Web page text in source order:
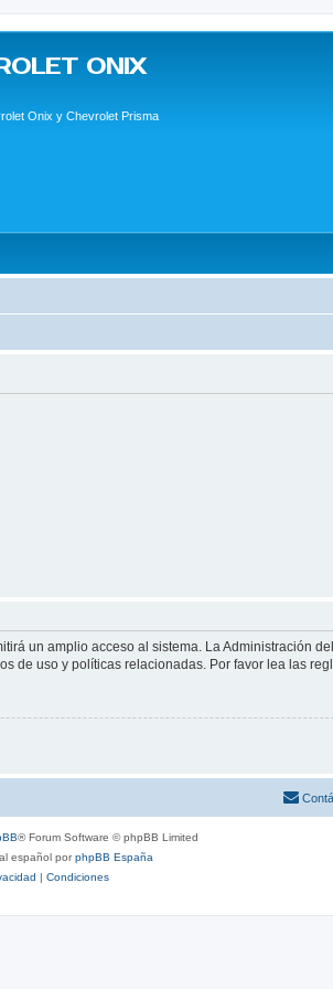
ONIX
Onix y Chevrolet Prisma
un amplio acceso al sistema. La Administración
uso y políticas relacionadas. Por favor lea las
® Forum Software © phpBB Limited
español porphpBB España
| Condiciones